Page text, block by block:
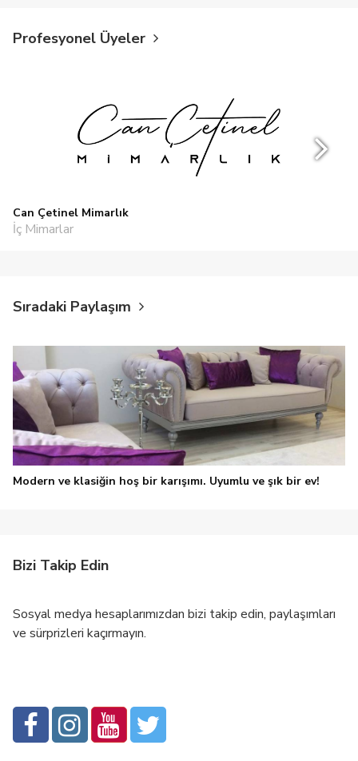
Profesyonel Üyeler
Can Çetinel Mimarlık
İç Mimarlar
Sıradaki Paylaşım
Modern ve klasiğin hoş bir karışımı. Uyumlu ve şık bir ev!
Bizi Takip Edin
Sosyal medya hesaplarımızdan bizi takip edin, paylaşımları
ve sürprizleri kaçırmayın.